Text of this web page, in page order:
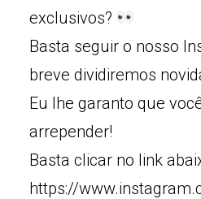
exclusivos?
Basta seguir o nosso
breve dividiremos
Eu lhe garanto que
arrepender!
Basta clicar no link
https://